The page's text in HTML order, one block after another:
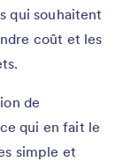
qui souhaitent
coût et les
de
qui en fait le
simple et